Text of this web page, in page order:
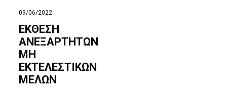
09/06/2022
ΕΚΘΕΣΗ
ΑΝΕΞΑΡΤΗΤΩΝ
ΜΗ
ΕΚΤΕΛΕΣΤΙΚΩΝ
ΜΕΛΩΝ